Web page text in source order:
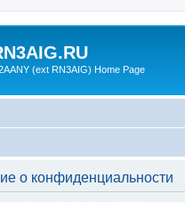
(ext RN3AIG) Home Page
о конфиденциальности